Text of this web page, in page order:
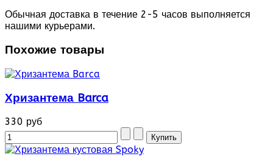
Обычная доставка в течение 2-5 часов выполняется
нашими курьерами.
Похожие товары
Хризантема Barca
330 руб